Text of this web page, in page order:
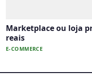
Marketplace ou loja
reais
E-COMMERCE